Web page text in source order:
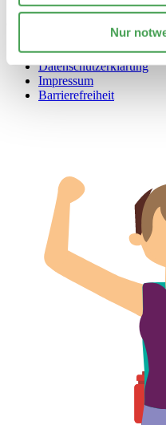
Nur
© 2026 Stiftung Nationale
Kontakt
Datenschutzerklärung
Impressum
Barrierefreiheit